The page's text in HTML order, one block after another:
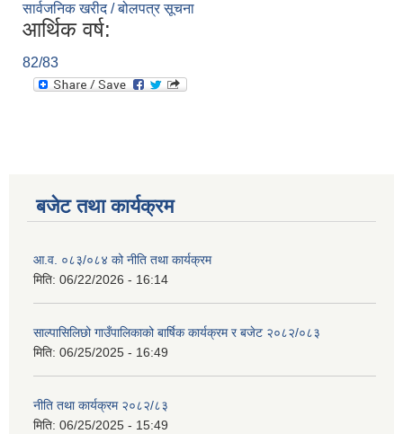
सार्वजनिक खरीद / बोलपत्र सूचना
आर्थिक वर्ष:
82/83
बजेट तथा कार्यक्रम
आ.व. ०८३/०८४ को नीति तथा कार्यक्रम
मिति: 06/22/2026 - 16:14
साल्पासिलिछो गाउँपालिकाको बार्षिक कार्यक्रम र बजेट २०८२/०८३
मिति: 06/25/2025 - 16:49
नीति तथा कार्यक्रम २०८२/८३
मिति: 06/25/2025 - 15:49